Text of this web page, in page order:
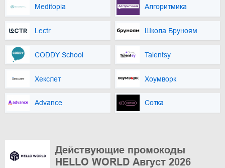
Meditopia Алгоритмика
Lectr Школа Бруноям
CODDY School Talentsy
Хекслет Хоумворк
Advance Сотка
Действующие промокоды
HELLO WORLD Август 2026